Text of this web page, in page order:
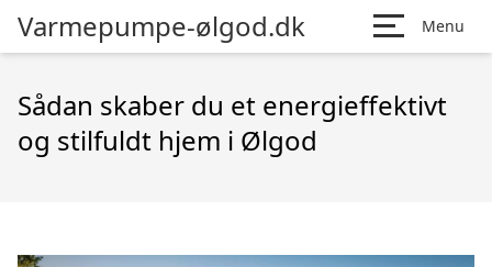
Varmepumpe-ølgod.dk Menu
Sådan skaber du et energieffektivt
og stilfuldt hjem i Ølgod